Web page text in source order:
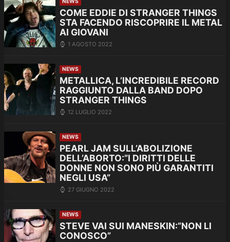
COME EDDIE DI STRANGER THINGS
STA FACENDO RISCOPRIRE IL METAL
AI GIOVANI
1 AGOSTO 2022
NEWS
METALLICA, L’INCREDIBILE RECORD
RAGGIUNTO DALLA BAND DOPO
STRANGER THINGS
12 LUGLIO 2022
NEWS
PEARL JAM SULL’ABOLIZIONE
DELL’ABORTO:”I DIRITTI DELLE
DONNE NON SONO PIÙ GARANTITI
NEGLI USA”
27 GIUGNO 2022
NEWS
STEVE VAI SUI MANESKIN:”NON LI
CONOSCO”